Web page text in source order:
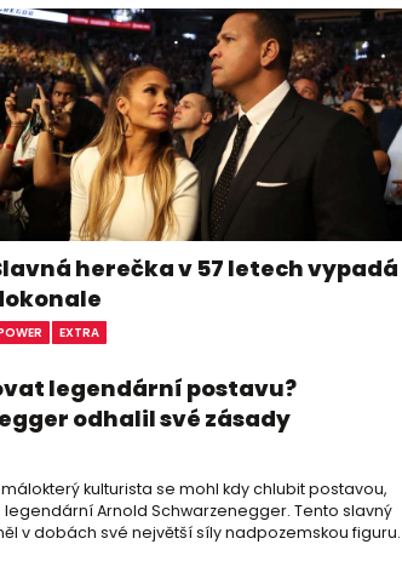
herečka v 57 letech vypadá
EXTRA
legendární postavu?
odhalil své zásady
kulturista se mohl kdy chlubit postavou,
Arnold Schwarzenegger. Tento slavný
v dobách své největší síly nadpozemskou figuru.